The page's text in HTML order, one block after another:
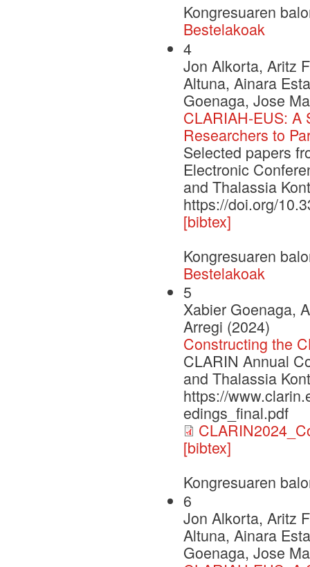
Kongresuaren
Bestelakoak
4
Jon Alkorta, Aritz
Altuna, Ainara
Goenaga, Jose
CLARIAH-EUS: A
Researchers to
Selected papers
Electronic
and Thalassia
https://doi.org/
[bibtex]
Kongresuaren
Bestelakoak
5
Xabier Goenaga,
Arregi (2024)
Constructing the
CLARIN Annual
and Thalassia
https://
edings_final.pdf
[bibtex]
Kongresuaren
6
Jon Alkorta, Aritz
Altuna, Ainara
Goenaga, Jose